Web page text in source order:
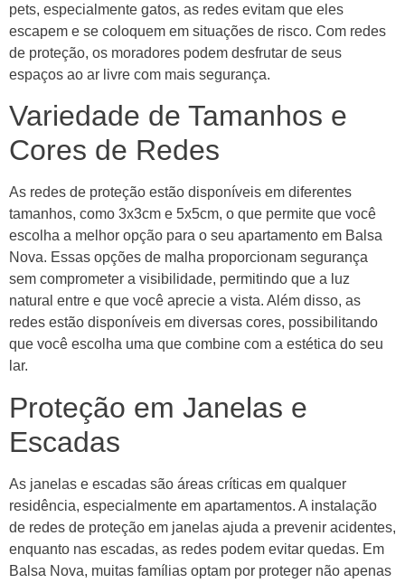
pets, especialmente gatos, as redes evitam que eles
escapem e se coloquem em situações de risco. Com redes
de proteção, os moradores podem desfrutar de seus
espaços ao ar livre com mais segurança.
Variedade de Tamanhos e
Cores de Redes
As redes de proteção estão disponíveis em diferentes
tamanhos, como 3x3cm e 5x5cm, o que permite que você
escolha a melhor opção para o seu apartamento em Balsa
Nova. Essas opções de malha proporcionam segurança
sem comprometer a visibilidade, permitindo que a luz
natural entre e que você aprecie a vista. Além disso, as
redes estão disponíveis em diversas cores, possibilitando
que você escolha uma que combine com a estética do seu
lar.
Proteção em Janelas e
Escadas
As janelas e escadas são áreas críticas em qualquer
residência, especialmente em apartamentos. A instalação
de redes de proteção em janelas ajuda a prevenir acidentes,
enquanto nas escadas, as redes podem evitar quedas. Em
Balsa Nova, muitas famílias optam por proteger não apenas